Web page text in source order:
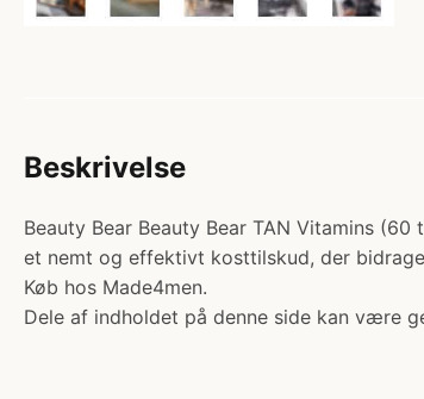
Beskrivelse
Beauty Bear Beauty Bear TAN Vitamins
et nemt og effektivt kosttilskud, der
Køb hos Made4men.
Dele af indholdet på denne side kan være